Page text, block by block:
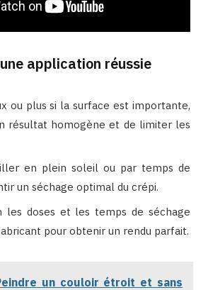
application réussie
ou plus si la surface est importante,
résultat homogène et de limiter les
en plein soleil ou par temps de
un séchage optimal du crépi.
les doses et les temps de séchage
pour obtenir un rendu parfait.
un couloir étroit et sans